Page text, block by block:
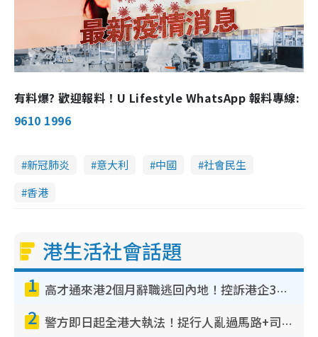
有料爆? 歡迎報料！U Lifestyle WhatsApp 報料專線:
9610 1996
新冠肺炎 意大利 中國
社會民生
香港
港生活社會話題
1 高才通來港2個月辭職逃回內地！控訴港企3宗罪 歎微管理極窒息
2 警方即日起全港大執法！捉行人亂過馬路+司機不專注駕駛！亂過馬路罰$2000